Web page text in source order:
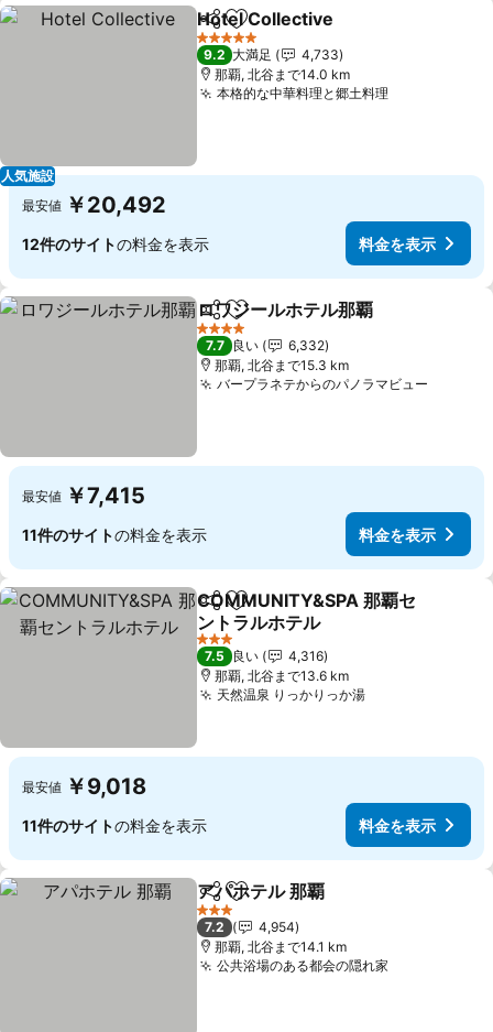
人気施設
シェアお気に入りに追加
Hotel Collective
5 ホテルのランク
9.2 大満足
4,733
那覇, 北谷まで14.0 km
本格的な中華料理と郷土料理料金を表示
最安値 ￥20,492
12件のサイトの料金を表示 料金を表示
シェアお気に入りに追加
ロワジールホテル那覇
4 ホテルのランク
7.7 良い
6,332
那覇, 北谷まで15.3 km
バープラネテからのパノラマビュー
最安値 ￥7,415
11件のサイトの料金を表示 料金を表示
シェアお気に入りに追加
COMMUNITY&SPA 那覇セ
ントラルホテル
料金を表示
3 ホテルのランク
7.5 良い
4,316
那覇, 北谷まで13.6 km
天然温泉 りっかりっか湯料金を表示
最安値 ￥9,018
11件のサイトの料金を表示 料金を表示
シェアお気に入りに追加
アパホテル 那覇
3 ホテルのランク
7.2
4,954
那覇, 北谷まで14.1 km
公共浴場のある都会の隠れ家